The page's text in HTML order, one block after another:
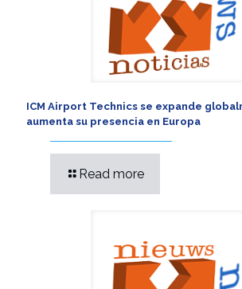
ICM Airport Technics se expande
aumenta su presencia en Europa
Read more